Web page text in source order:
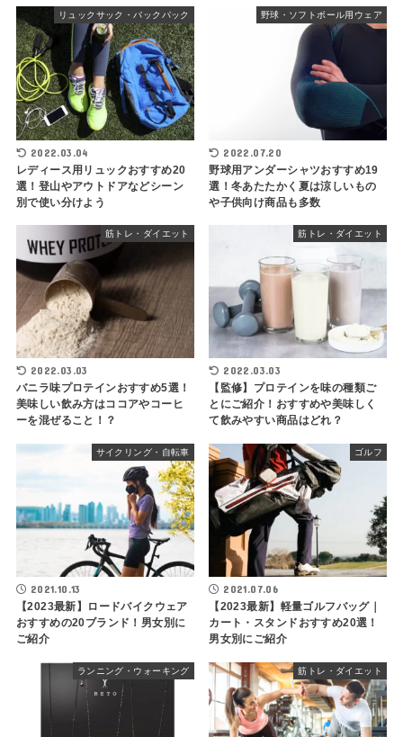
リュックサック・バックパック
2022.03.04
レディース用リュックおすすめ20
選！登山やアウトドアなどシーン
別で使い分けよう
野球・ソフトボール用ウェア
2022.07.20
野球用アンダーシャツおすすめ19
選！冬あたたかく夏は涼しいもの
や子供向け商品も多数
筋トレ・ダイエット
2022.03.03
バニラ味プロテインおすすめ5選！
美味しい飲み方はココアやコーヒ
ーを混ぜること！？
筋トレ・ダイエット
2022.03.03
【監修】プロテインを味の種類ご
とにご紹介！おすすめや美味しく
て飲みやすい商品はどれ？
サイクリング・自転車
2021.10.13
【2023最新】ロードバイクウェア
おすすめの20ブランド！男女別に
ご紹介
ゴルフ
2021.07.06
【2023最新】軽量ゴルフバッグ｜
カート・スタンドおすすめ20選！
男女別にご紹介
ランニング・ウォーキング 筋トレ・ダイエット